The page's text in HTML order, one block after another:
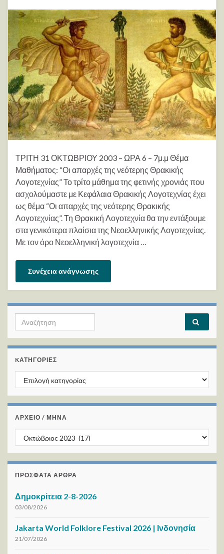
ΤΡΙΤΗ 31 ΟΚΤΩΒΡΙΟΥ 2003 – ΩΡΑ 6 – 7μ.μ Θέμα
Μαθήματος: “Οι απαρχές της νεότερης Θρακικής
Λογοτεχνίας” Το τρίτο μάθημα της φετινής χρονιάς που
ασχολούμαστε με Κεφάλαια Θρακικής Λογοτεχνίας έχει
ως θέμα “Οι απαρχές της νεότερης Θρακικής
Λογοτεχνίας”. Τη Θρακική Λογοτεχνία θα την εντάξουμε
στα γενικότερα πλαίσια της Νεοελληνικής Λογοτεχνίας.
Με τον όρο Νεοελληνική λογοτεχνία …
Συνέχεια ανάγνωσης
Search for:
KΑΤΗΓΟΡΊΕΣ
Kατηγορίες
ΑΡΧΕΙΟ / ΜΗΝΑ
ΑΡΧΕΙΟ / ΜΗΝΑ
ΠΡΌΣΦΑΤΑ ΆΡΘΡΑ
Δημοκρίτεια 2-8-2026
03/08/2026
Jakarta World Folklore Festival 2026 | Ινδονησία
21/07/2026